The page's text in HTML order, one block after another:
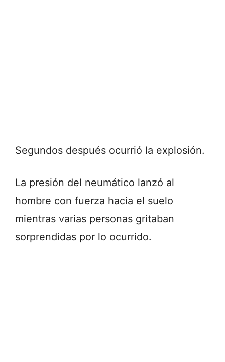
Segundos después ocurrió la explosión.
La presión del neumático lanzó al
hombre con fuerza hacia el suelo
mientras varias personas gritaban
sorprendidas por lo ocurrido.